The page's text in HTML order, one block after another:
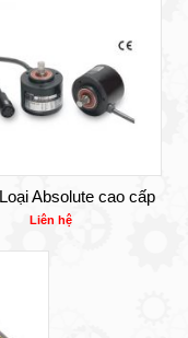
Absolute cao cấp
Liên hệ